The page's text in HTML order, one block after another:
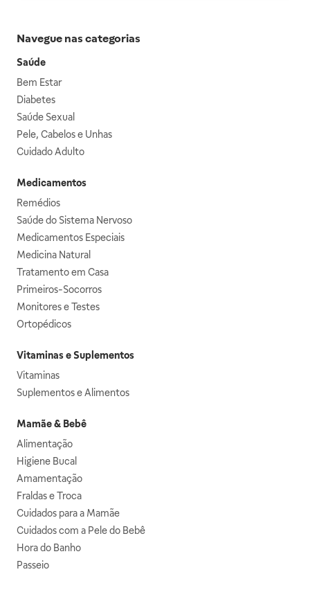
Navegue nas categorias
Saúde
Bem Estar
Diabetes
Saúde Sexual
Pele, Cabelos e Unhas
Cuidado Adulto
Medicamentos
Remédios
Saúde do Sistema Nervoso
Medicamentos Especiais
Medicina Natural
Tratamento em Casa
Primeiros-Socorros
Monitores e Testes
Ortopédicos
Vitaminas e Suplementos
Vitaminas
Suplementos e Alimentos
Mamãe & Bebê
Alimentação
Higiene Bucal
Amamentação
Fraldas e Troca
Cuidados para a Mamãe
Cuidados com a Pele do Bebê
Hora do Banho
Passeio